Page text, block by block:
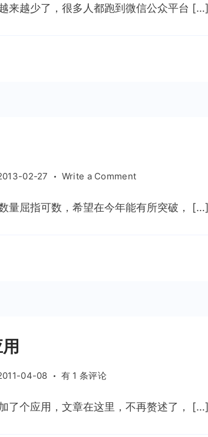
章
种
来越少了，很多人都跑到微信公众平台 […]
02-27 Write a Commenton
持
量屈指可数，希望在今年能有所突破， […]
04-08
折
博
有 1 条评论
了个应用，文章在这里，不再赘述了， […]